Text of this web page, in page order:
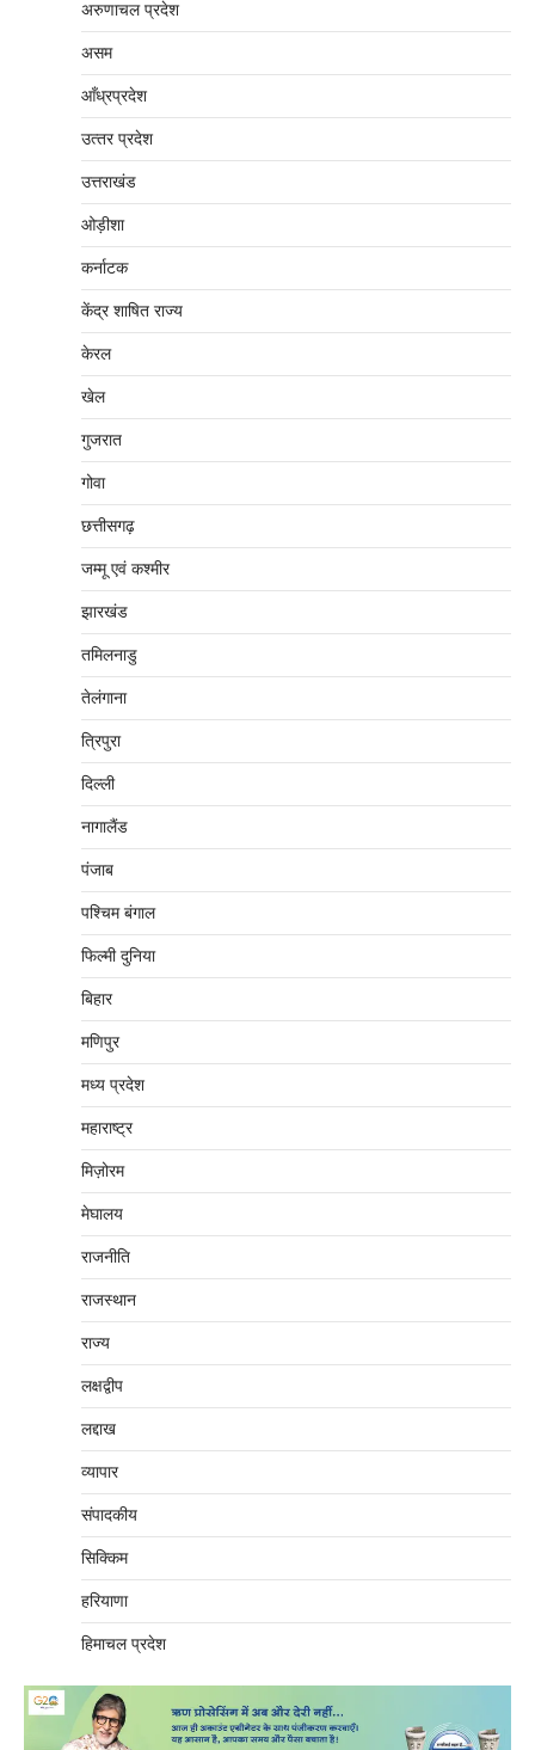
अरुणाचल प्रदेश
असम
आँध्रप्रदेश
उत्‍तर प्रदेश
उत्तराखंड
ओड़ीशा
कर्नाटक
केंद्र शाषित राज्य
केरल
खेल
गुजरात
गोवा
छत्तीसगढ़
जम्‍मू एवं कश्‍मीर
झारखंड
तमिलनाडु
तेलंगाना
त्रिपुरा
दिल्‍ली
नागालैंड
पंजाब
पश्चिम बंगाल
फिल्मी दुनिया
बिहार
मणिपुर
मध्‍य प्रदेश
महाराष्‍ट्र
मिज़ोरम
मेघालय
राजनीति
राजस्थान
राज्य
लक्षद्वीप
लद्दाख
व्यापार
संपादकीय
सिक्किम
हरियाणा
हिमाचल प्रदेश